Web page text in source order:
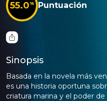
55.0% Puntuación
Sinopsis
Basada en la novela más
es una historia oportuna
criatura marina y el poder